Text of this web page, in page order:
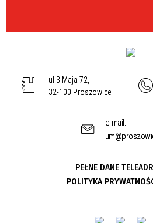
ul 3 Maja 72,
32-100 Proszowice
e-mail:
PEŁNE DANE
POLITYKA